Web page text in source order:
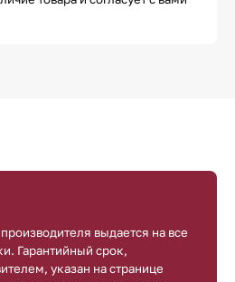
выдается на все
Гарантийный срок,
указан на странице